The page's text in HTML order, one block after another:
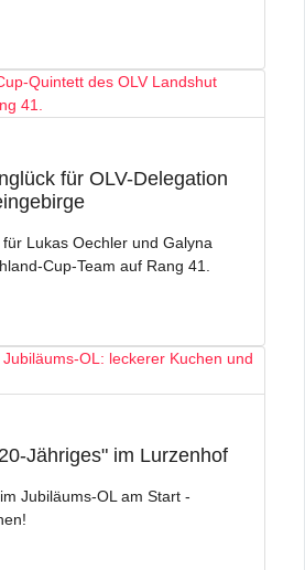
für OLV-Delegation
Lukas Oechler und Galyna
Cup-Team auf Rang 41.
Jähriges" im Lurzenhof
Jubiläums-OL am Start -